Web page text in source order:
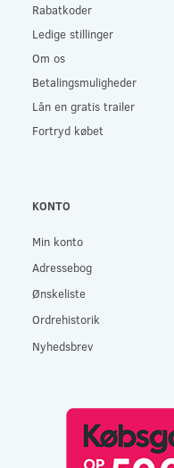
Rabatkoder
Ledige stillinger
Om os
Betalingsmuligheder
Lån en gratis trailer
Fortryd købet
KONTO
Min konto
Adressebog
Ønskeliste
Ordrehistorik
Nyhedsbrev